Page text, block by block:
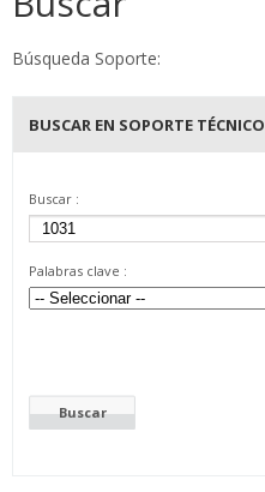
Búsqueda Soporte:
BUSCAR EN SOPORTE TÉCNICO
Buscar :
Palabras clave :